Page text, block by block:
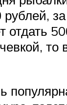
рублей,
отдать
то